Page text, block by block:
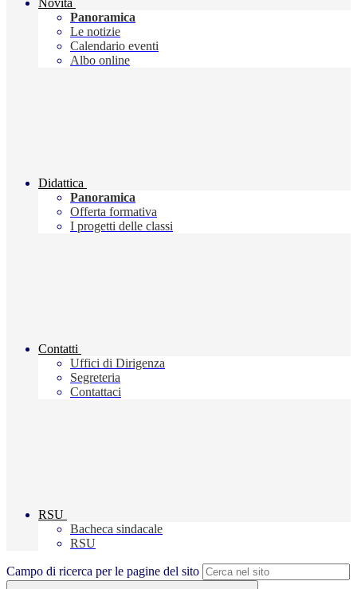
Novità
Panoramica
Le notizie
Calendario eventi
Albo online
Didattica
Panoramica
Offerta formativa
I progetti delle classi
Contatti
Uffici di Dirigenza
Segreteria
Contattaci
RSU
Bacheca sindacale
RSU
Campo di ricerca per le pagine del sito